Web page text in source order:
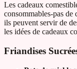
Les cadeaux
consommables-pas de
ils peuvent servir de
les idées de cadeaux
Friandises